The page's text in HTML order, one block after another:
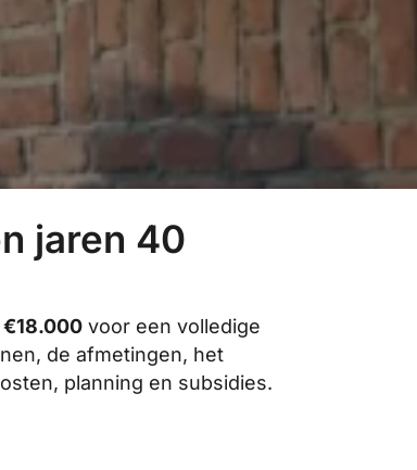
jaren 40
voor een volledige
de afmetingen, het
planning en subsidies.